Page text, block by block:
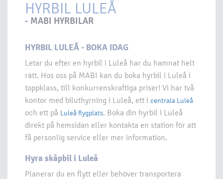
HYRBIL LULEÅ
- MABI HYRBILAR
HYRBIL LULEÅ - BOKA IDAG
Letar du efter en hyrbil i Luleå har du hamnat helt
rätt. Hos oss på MABI kan du boka hyrbil i Luleå i
toppklass, till konkurrenskraftiga priser! Vi har två
kontor med biluthyrning i Luleå, ett i centrala Luleå
och ett på Luleå flygplats. Boka din hyrbil i Luleå
direkt på hemsidan eller kontakta en station för att
få personlig service eller mer information.
Hyra skåpbil i Luleå
Planerar du en flytt eller behöver transportera